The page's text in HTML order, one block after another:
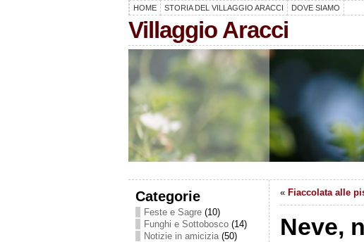
HOME STORIA DEL VILLAGGIO ARACCI DOVE SIAMO
Villaggio Aracci
Categorie
Feste e Sagre (10)
Funghi e Sottobosco (14)
Notizie in amicizia(50)
« Fiaccolata alle
Neve,